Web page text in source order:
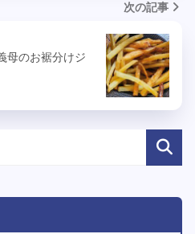
次の記事
母のお裾分けジ